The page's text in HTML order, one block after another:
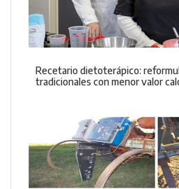
Recetario dietoterápico:
tradicionales con menor valor